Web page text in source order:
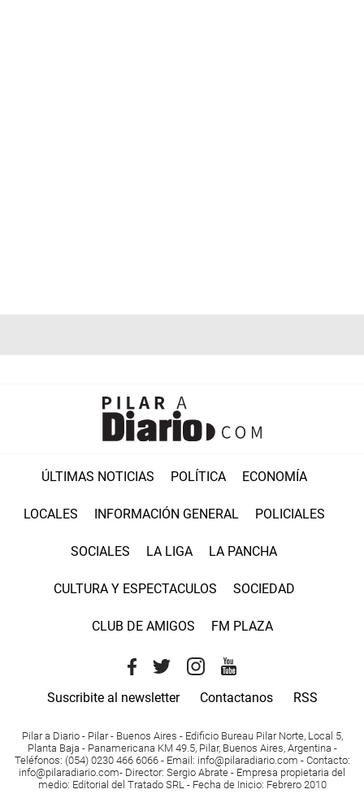
ÚLTIMAS NOTICIAS POLÍTICA ECONOMÍA
LOCALES INFORMACIÓN GENERAL POLICIALES
SOCIALES LA LIGA LA PANCHA
CULTURA Y ESPECTACULOS SOCIEDAD
CLUB DE AMIGOS FM PLAZA
Suscribite al newsletter Contactanos RSS
Pilar a Diario - Pilar - Buenos Aires - Edificio Bureau Pilar Norte, Local 5,
Planta Baja - Panamericana KM 49.5, Pilar, Buenos Aires, Argentina -
Teléfonos: (054) 0230 466 6066 - Email : info@pilaradiario.com - Contacto:
info@pilaradiario.com- Director: Sergio Abrate - Empresa propietaria del
medio: Editorial del Tratado SRL - Fecha de Inicio: Febrero 2010